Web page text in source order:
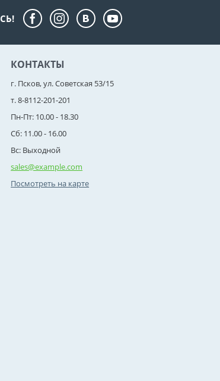
КОНТАКТЫ
г. Псков, ул. Советская 53/15
т. 8-8112-201-201
Пн-Пт: 10.00 - 18.30
Сб: 11.00 - 16.00
Вс: Выходной
sales@example.com
Посмотреть на карте